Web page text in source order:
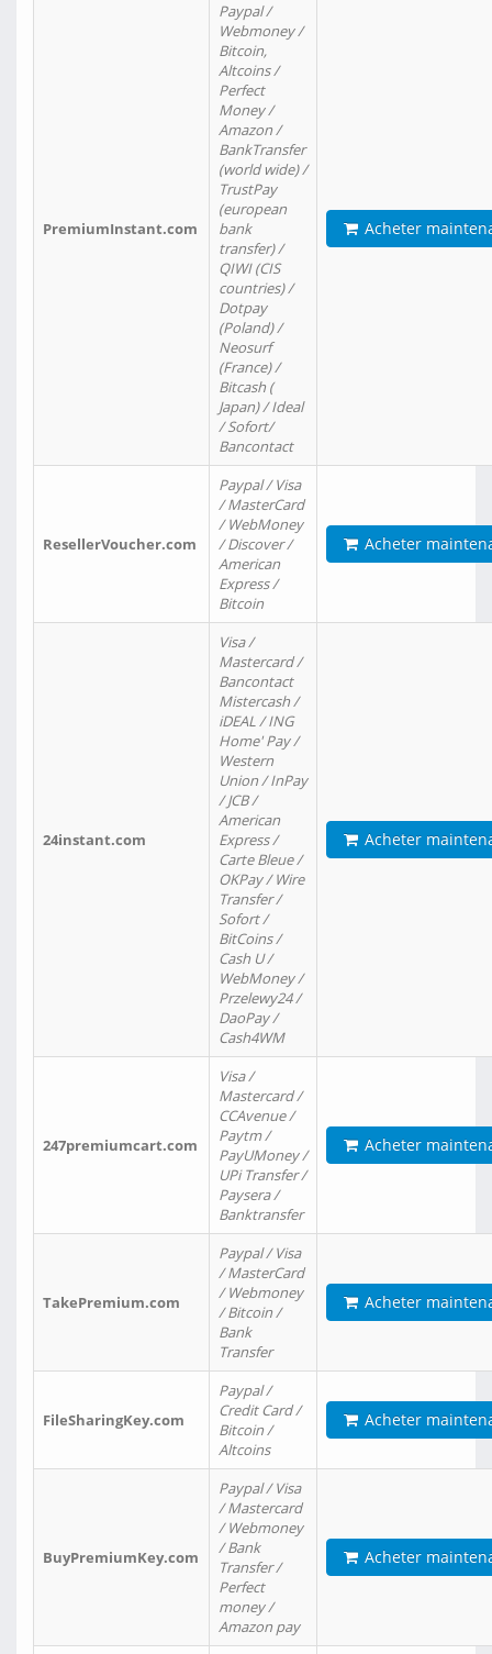
PremiumInstant.com
Paypal /
Webmoney /
Bitcoin,
Altcoins /
Perfect
Money /
Amazon /
BankTransfer
(world wide) /
TrustPay
(european
bank
transfer) /
QIWI (CIS
countries) /
Dotpay
(Poland) /
Neosurf
(France) /
Bitcash (
Japan) / Ideal
/ Sofort/
Bancontact
Acheter
ResellerVoucher.com
Paypal / Visa
/ MasterCard
/ WebMoney
/ Discover /
American
Express /
Bitcoin
Acheter
24instant.com
Visa /
Mastercard /
Bancontact
Mistercash /
iDEAL / ING
Home' Pay /
Western
Union / InPay
/ JCB /
American
Express /
Carte Bleue /
OKPay / Wire
Transfer /
Sofort /
BitCoins /
Cash U /
WebMoney /
Przelewy24 /
DaoPay /
Cash4WM
Acheter
247premiumcart.com
Visa /
Mastercard /
CCAvenue /
Paytm /
PayUMoney /
UPi Transfer /
Paysera /
Banktransfer
Acheter
TakePremium.com
Paypal / Visa
/ MasterCard
/ Webmoney
/ Bitcoin /
Bank
Transfer
Acheter
FileSharingKey.com
Paypal /
Credit Card /
Bitcoin /
Altcoins
Acheter
BuyPremiumKey.com
Paypal / Visa
/ Mastercard
/ Webmoney
/ Bank
Transfer /
Perfect
money /
Amazon pay
Acheter